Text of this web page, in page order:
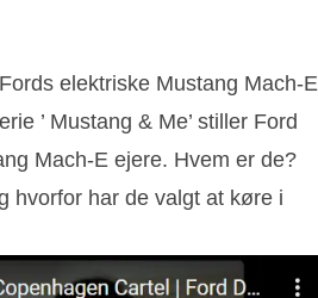
elektriske Mustang Mach-
’ Mustang & Me’ stiller Ford
Mach-E ejere. Hvem er de?
hvorfor har de valgt at køre i